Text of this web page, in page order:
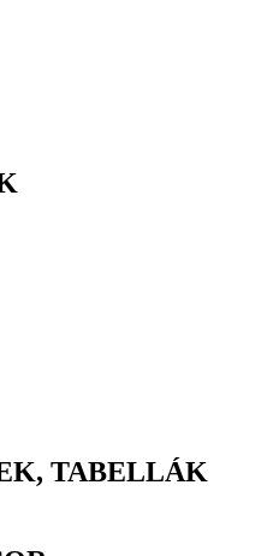
TABELLÁK